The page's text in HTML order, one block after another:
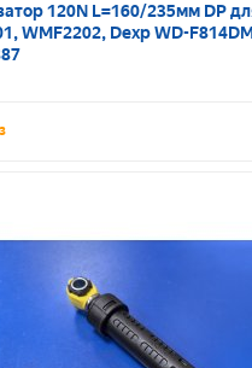
120N L=160/235мм DP
WMF2202, Dexp WD-